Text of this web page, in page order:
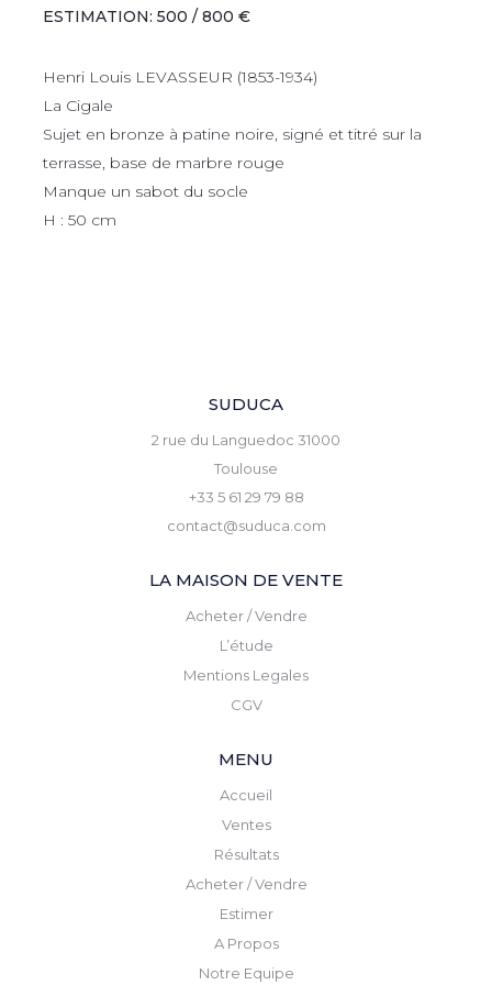
ESTIMATION: 500 / 800 €
Henri Louis LEVASSEUR (1853-1934)
La Cigale
Sujet en bronze à patine noire, signé et titré sur la
terrasse, base de marbre rouge
Manque un sabot du socle
H : 50 cm
SUDUCA
2 rue du Languedoc 31000
Toulouse
+33 5 61 29 79 88
contact@suduca.com
LA MAISON DE VENTE
Acheter / Vendre
L’étude
Mentions Legales
CGV
MENU
Accueil
Ventes
Résultats
Acheter / Vendre
Estimer
A Propos
Notre Equipe